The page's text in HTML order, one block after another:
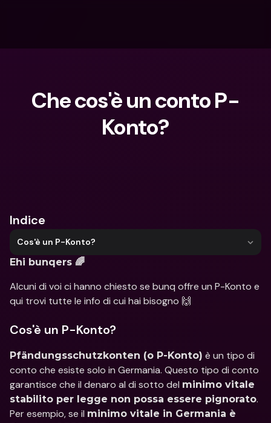
Che cos'è un conto P-
Konto?
Indice
Cos'è un P-Konto?
Ehi bunqers 🌈
Alcuni di voi ci hanno chiesto se bunq offre un P-Konto e
qui trovi tutte le info di cui hai bisogno 🙌
Cos'è un P-Konto?
Pfändungsschutzkonten (o P-Konto) è un tipo di
conto che esiste solo in Germania. Questo tipo di conto
garantisce che il denaro al di sotto del minimo vitale
stabilito per legge non possa essere pignorato.
Per esempio, se il minimo vitale in Germania è